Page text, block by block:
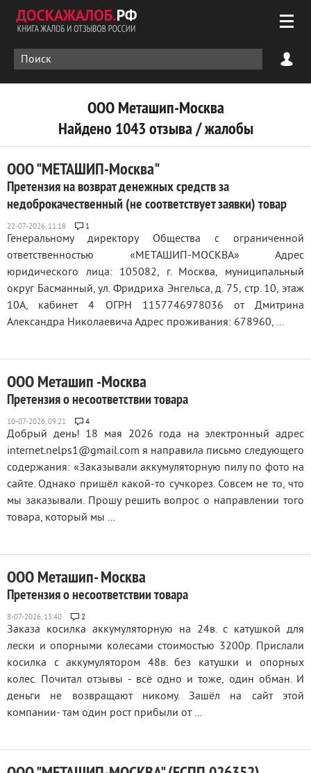
ООО Меташип-Москва
Найдено 1043 отзыва / жалобы
ООО "МЕТАШИП-Москва"
Претензия на возврат денежных средств за
недоброкачественный (не соответствует заявки) товар
1
Генеральному директору Общества с ограниченной
ответственностью «МЕТАШИП-МОСКВА» Адрес
юридического лица: 105082, г. Москва, муниципальный
округ Басманный, ул. Фридриха Энгельса, д. 75, стр. 10, этаж
10А, кабинет 4 ОГРН 1157746978036 от Дмитрина
Александра Николаевича Адрес проживания: 678960, ...
ООО Меташип -Москва
Претензия о несоответствии товара
4
Добрый день! 18 мая 2026 года на электронный адрес
internet.nelps1@gmail.com я направила письмо следующего
содержания: «Заказывали аккумуляторную пилу по фото на
сайте. Однако пришёл какой-то сучкорез. Совсем не то, что
мы заказывали. Прошу решить вопрос о направлении того
товара, который мы ...
ООО Меташип- Москва
Претензия о несоответствии товара
2
Заказа косилка аккумуляторную на 24в. с катушкой для
лески и опорными колесами стоимостью 3200р. Прислали
косилка с аккумулятором 48в. без катушки и опорных
колес. Почитал отзывы - всё одно и тоже, один обман. И
деньги не возвращают никому. Зашёл на сайт этой
компании- там один рост прибыли от ...